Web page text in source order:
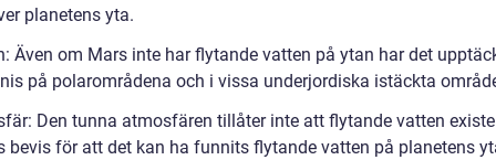
planetens yta.
Även om Mars inte har flytande vatten på ytan har det
på polarområdena och i vissa underjordiska istäckta
Den tunna atmosfären tillåter inte att flytande vatten
bevis för att det kan ha funnits flytande vatten på planetens